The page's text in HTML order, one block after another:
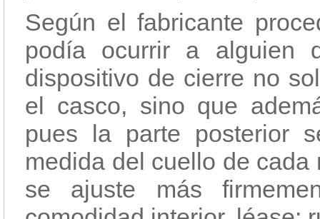
Según el fabricante
podía ocurrir a alguien
dispositivo de cierre no
el casco, sino que
pues la parte posterior
medida del cuello de
se ajuste más